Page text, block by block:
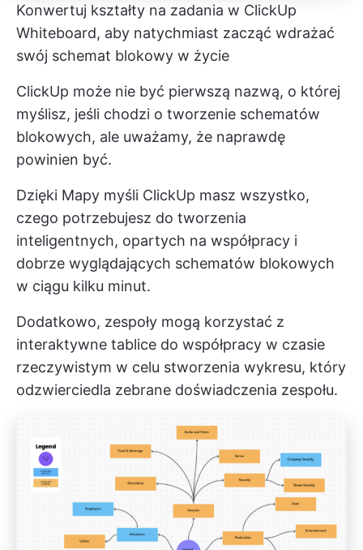
Konwertuj kształty na zadania w ClickUp
Whiteboard, aby natychmiast zacząć wdrażać
swój schemat blokowy w życie
ClickUp może nie być pierwszą nazwą, o której
myślisz, jeśli chodzi o tworzenie schematów
blokowych, ale uważamy, że naprawdę
powinien być.
Dzięki Mapy myśli ClickUp masz wszystko,
czego potrzebujesz do tworzenia
inteligentnych, opartych na współpracy i
dobrze wyglądających schematów blokowych
w ciągu kilku minut.
Dodatkowo, zespoły mogą korzystać z
interaktywne tablice do współpracy w czasie
rzeczywistym w celu stworzenia wykresu, który
odzwierciedla zebrane doświadczenia zespołu.